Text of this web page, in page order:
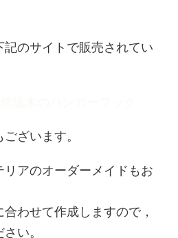
記のサイトで販売されてい
ざいます。
アのオーダーメイドもお
わせて作成しますので，
い。